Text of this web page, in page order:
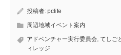
投稿者: pclife
周辺地域イベント案内
アドベンチャー実行委員会, てしご
ィレッジ